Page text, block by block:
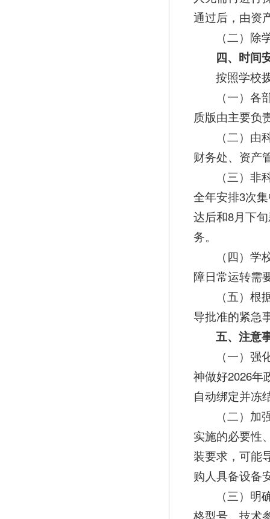
通过后，由资
（二）
四、时间
按照学校
（一）
质版由主要负
（二）
财务处、资产
（三）
全年安排3次
达后和8月下
务。
（四）
障日常运转需
（五）
导批准的紧急
五、注意
（一）
神做好2026年
自动绑定并冻
（二）
实施的必要性
装要求，可能
购人具备设备
（三）
格型号、技术